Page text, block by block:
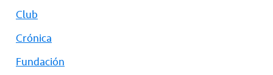
Club
Crónica
Fundación